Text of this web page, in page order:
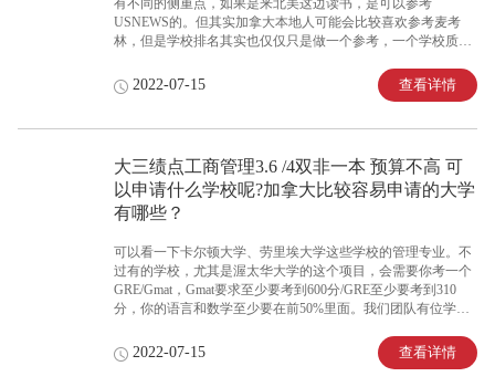
有不同的侧重点，如果是来北美这边读书，是可以参考
USNEWS的。但其实加拿大本地人可能会比较喜欢参考麦考
林，但是学校排名其实也仅仅只是做一个参考，一个学校质量
的差距其实是没有什么太大的影响的。可能国内会更看重学校
的排名，但如果以后你想留在北美这边工作的话，你的学校在
是你的工作经历。那么在加拿大这边找工作的话，这边看重的
点跟国内很不一样。尤其是这边当地的雇主，其实并没有特别
注重学历，他更注重的是经验和技能。
2022-07-15 查看详情
大三绩点工商管理3.6 /4双非一本 预算不高 可
以申请什么学校呢?加拿大比较容易申请的大学
有哪些？
可以看一下卡尔顿大学、劳里埃大学这些学校的管理专业。不
过有的学校，尤其是渥太华大学的这个项目，会需要你考一个
GRE/Gmat，Gmat要求至少要考到600分/GRE至少要考到310
分，你的语言和数学至少要在前50%里面。我们团队有位学姐
专业是相对比较了解的。关于预算的话，这几个学校的学费基
本上可能在15到20万之间。25万的预算其实是差不多的，这个
2022-07-15 查看详情